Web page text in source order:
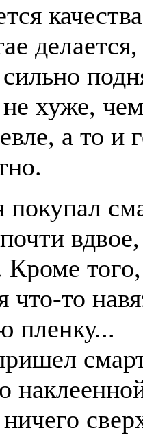
сильно
не хуже,
а то и
покупал
Кроме
что-то
пленку...